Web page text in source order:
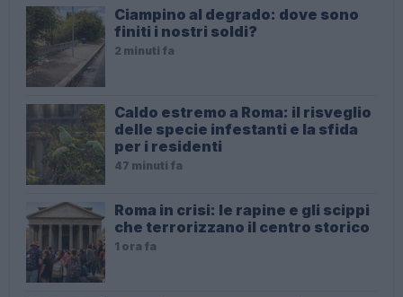
Ciampino al degrado: dove sono
finiti i nostri soldi?
2 minuti fa
Caldo estremo a Roma: il risveglio
delle specie infestanti e la sfida
per i residenti
47 minuti fa
Roma in crisi: le rapine e gli scippi
che terrorizzano il centro storico
1 ora fa